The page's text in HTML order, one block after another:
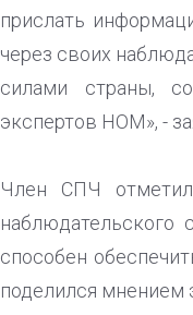
прислать
через своих
силами страны,
экспертов НОМ», -
Член СПЧ
наблюдательского
способен
поделился мнением